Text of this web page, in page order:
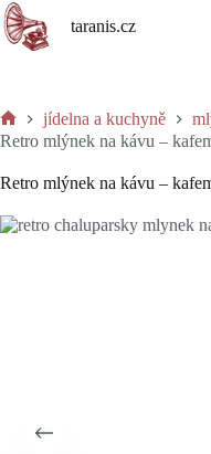
Skip
to
content
taranis.cz
Home
jídelna a kuchyně
Retro mlýnek na kávu –
Retro mlýnek na kávu –